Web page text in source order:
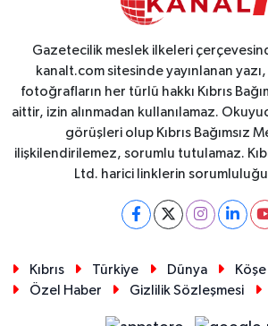
Gazetecilik meslek ilkeleri
kanalt.com sitesinde yayınlanan
fotoğrafların her türlü hakkı Kıbrıs
aittir, izin alınmadan kullanılamaz.
görüşleri olup Kıbrıs Bağımsız
ilişkilendirilemez, sorumlu tutulamaz.
Ltd. harici linklerin
Kıbrıs Türkiye Dünya
Köşe
Özel Haber
Gizlilik Sözleşmesi